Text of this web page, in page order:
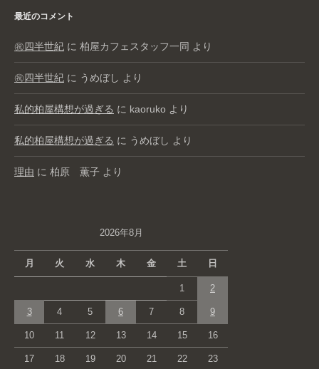
最近のコメント
㊗️四半世紀 に 柏屋カフェスタッフ一同 より
㊗️四半世紀 に うめぼし より
私的柏屋構想が過ぎる に kaoruko より
私的柏屋構想が過ぎる に うめぼし より
理由 に 柏原 薫子 より
2026年8月
月 火 水 木 金 土 日
1 2
3 4 5 6 7 8 9
10 11 12 13 14 15 16
17 18 19 20 21 22 23